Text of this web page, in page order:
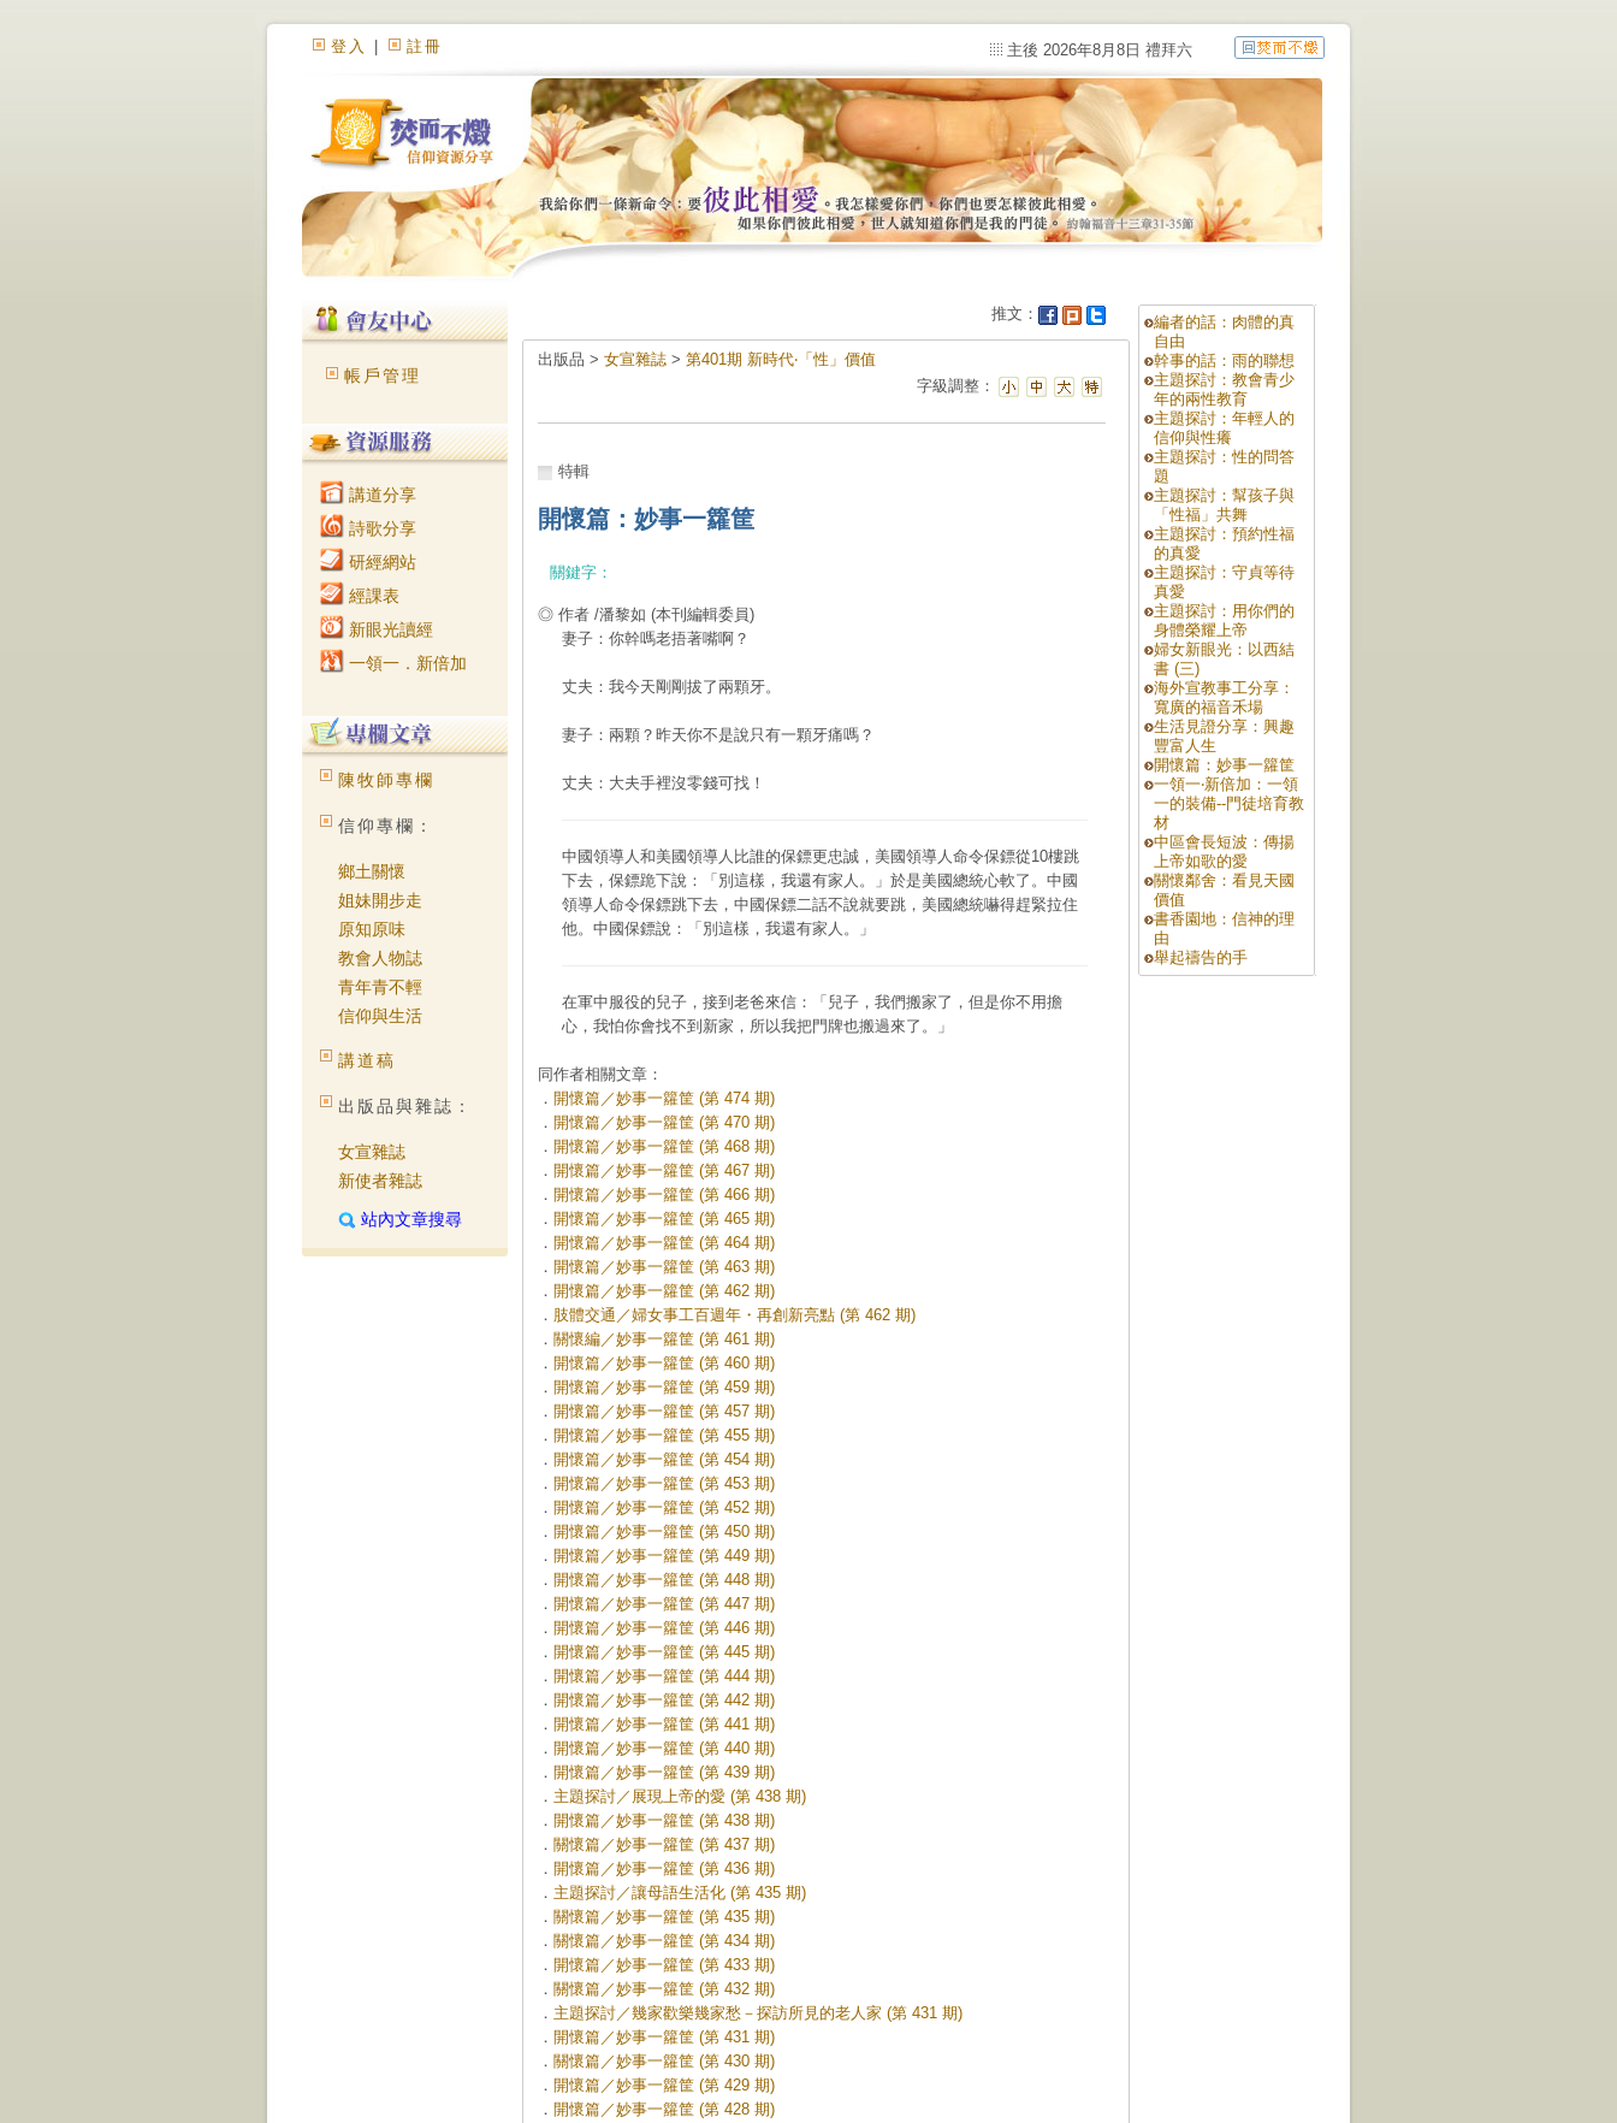
登入 註冊 主後 2026年8月8日 禮拜六
帳戶管理
講道分享
詩歌分享
研經網站
經課表
新眼光讀經
一領一．新倍加
陳牧師專欄
信仰專欄：
鄉土關懷
姐妹開步走
原知原味
教會人物誌
青年青不輕
信仰與生活
講道稿
出版品與雜誌：
女宣雜誌
新使者雜誌
站內文章搜尋
推文：
出版品 > 女宣雜誌 > 第401期 新時代‧「性」價值
字級調整：
特輯
開懷篇：妙事一籮筐
關鍵字：
◎ 作者 /潘黎如 (本刊編輯委員)
妻子：你幹嗎老捂著嘴啊？
丈夫：我今天剛剛拔了兩顆牙。
妻子：兩顆？昨天你不是說只有一顆牙痛嗎？
丈夫：大夫手裡沒零錢可找！
中國領導人和美國領導人比誰的保鏢更忠誠，美國領導人命令保鏢從10樓跳
下去，保鏢跪下說：「別這樣，我還有家人。」於是美國總統心軟了。中國
領導人命令保鏢跳下去，中國保鏢二話不說就要跳，美國總統嚇得趕緊拉住
他。中國保鏢說：「別這樣，我還有家人。」
在軍中服役的兒子，接到老爸來信：「兒子，我們搬家了，但是你不用擔
心，我怕你會找不到新家，所以我把門牌也搬過來了。」
同作者相關文章：
． 開懷篇／妙事一籮筐 (第 474 期)
． 開懷篇／妙事一籮筐 (第 470 期)
． 開懷篇／妙事一籮筐 (第 468 期)
． 開懷篇／妙事一籮筐 (第 467 期)
． 開懷篇／妙事一籮筐 (第 466 期)
． 開懷篇／妙事一籮筐 (第 465 期)
． 開懷篇／妙事一籮筐 (第 464 期)
． 開懷篇／妙事一籮筐 (第 463 期)
． 開懷篇／妙事一籮筐 (第 462 期)
． 肢體交通／婦女事工百週年・再創新亮點 (第 462 期)
． 關懷編／妙事一籮筐 (第 461 期)
． 開懷篇／妙事一籮筐 (第 460 期)
． 開懷篇／妙事一籮筐 (第 459 期)
． 開懷篇／妙事一籮筐 (第 457 期)
． 開懷篇／妙事一籮筐 (第 455 期)
． 開懷篇／妙事一籮筐 (第 454 期)
． 開懷篇／妙事一籮筐 (第 453 期)
． 開懷篇／妙事一籮筐 (第 452 期)
． 開懷篇／妙事一籮筐 (第 450 期)
． 開懷篇／妙事一籮筐 (第 449 期)
． 開懷篇／妙事一籮筐 (第 448 期)
． 開懷篇／妙事一籮筐 (第 447 期)
． 開懷篇／妙事一籮筐 (第 446 期)
． 開懷篇／妙事一籮筐 (第 445 期)
． 開懷篇／妙事一籮筐 (第 444 期)
． 開懷篇／妙事一籮筐 (第 442 期)
． 開懷篇／妙事一籮筐 (第 441 期)
． 開懷篇／妙事一籮筐 (第 440 期)
． 開懷篇／妙事一籮筐 (第 439 期)
． 主題探討／展現上帝的愛 (第 438 期)
． 開懷篇／妙事一籮筐 (第 438 期)
． 關懷篇／妙事一籮筐 (第 437 期)
． 開懷篇／妙事一籮筐 (第 436 期)
． 主題探討／讓母語生活化 (第 435 期)
． 關懷篇／妙事一籮筐 (第 435 期)
． 關懷篇／妙事一籮筐 (第 434 期)
． 開懷篇／妙事一籮筐 (第 433 期)
． 關懷篇／妙事一籮筐 (第 432 期)
． 主題探討／幾家歡樂幾家愁－探訪所見的老人家 (第 431 期)
． 開懷篇／妙事一籮筐 (第 431 期)
． 關懷篇／妙事一籮筐 (第 430 期)
． 開懷篇／妙事一籮筐 (第 429 期)
． 開懷篇／妙事一籮筐 (第 428 期)
編者的話：肉體的真
自由
幹事的話：雨的聯想
主題探討：教會青少
年的兩性教育
主題探討：年輕人的
信仰與性癢
主題探討：性的問答
題
主題探討：幫孩子與
「性福」共舞
主題探討：預約性福
的真愛
主題探討：守貞等待
真愛
主題探討：用你們的
身體榮耀上帝
婦女新眼光：以西結
書 (三)
海外宣教事工分享：
寬廣的福音禾場
生活見證分享：興趣
豐富人生
開懷篇：妙事一籮筐
一領一‧新倍加：一領
一的裝備--門徒培育教
材
中區會長短波：傳揚
上帝如歌的愛
關懷鄰舍：看見天國
價值
書香園地：信神的理
由
舉起禱告的手